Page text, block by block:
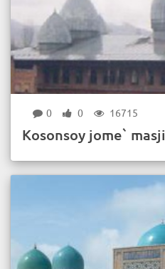
0 0 16715
Kosonsoy jome`